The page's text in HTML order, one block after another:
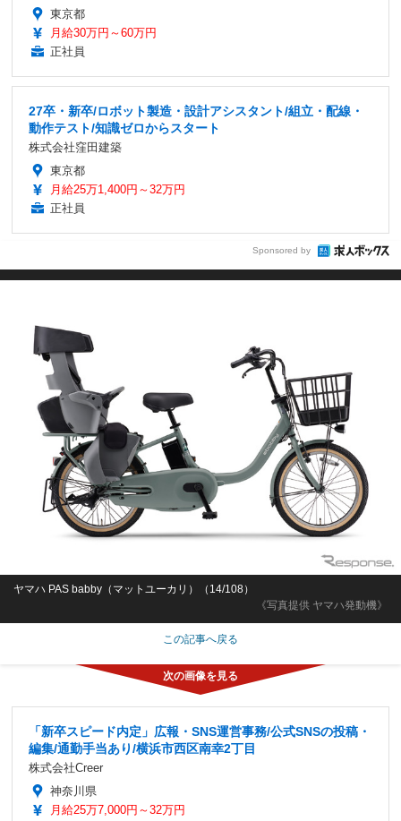
東京都
月給30万円～60万円
正社員
27卒・新卒/ロボット製造・設計アシスタント/組立・配線・
動作テスト/知識ゼロからスタート
株式会社窪田建築
東京都
月給25万1,400円～32万円
正社員
Sponsored by
《写真提供 ヤマハ発動機》
ヤマハ PAS babby（マットユーカリ）（14/108）
この記事へ戻る
「新卒スピード内定」広報・SNS運営事務/公式SNSの投稿・
編集/通勤手当あり/横浜市西区南幸2丁目
株式会社Creer
神奈川県
月給25万7,000円～32万円